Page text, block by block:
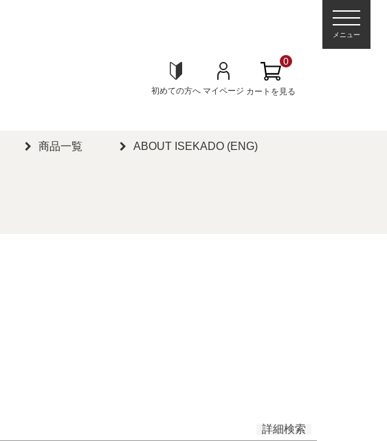
初めての方へ マイページ カートを見る
0
商品一覧 ABOUT ISEKADO (ENG)
M
e
n
u
メニュー
詳細検索